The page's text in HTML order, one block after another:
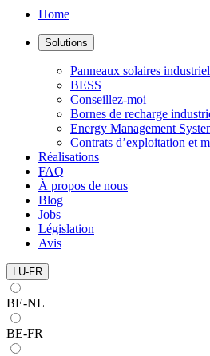
Home
Solutions
Panneaux solaires
BESS
Conseillez-moi
Bornes de recharge
Energy Management
Contrats d’exploitation et
Réalisations
FAQ
À propos de nous
Blog
Jobs
Législation
Avis
LU-FR
BE-NL
BE-FR